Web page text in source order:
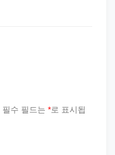
필수 필드는 *로 표시됩